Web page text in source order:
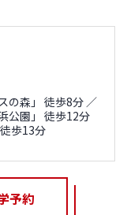
の森」 徒歩8分 ／
公園」 徒歩12分
歩13分
予約